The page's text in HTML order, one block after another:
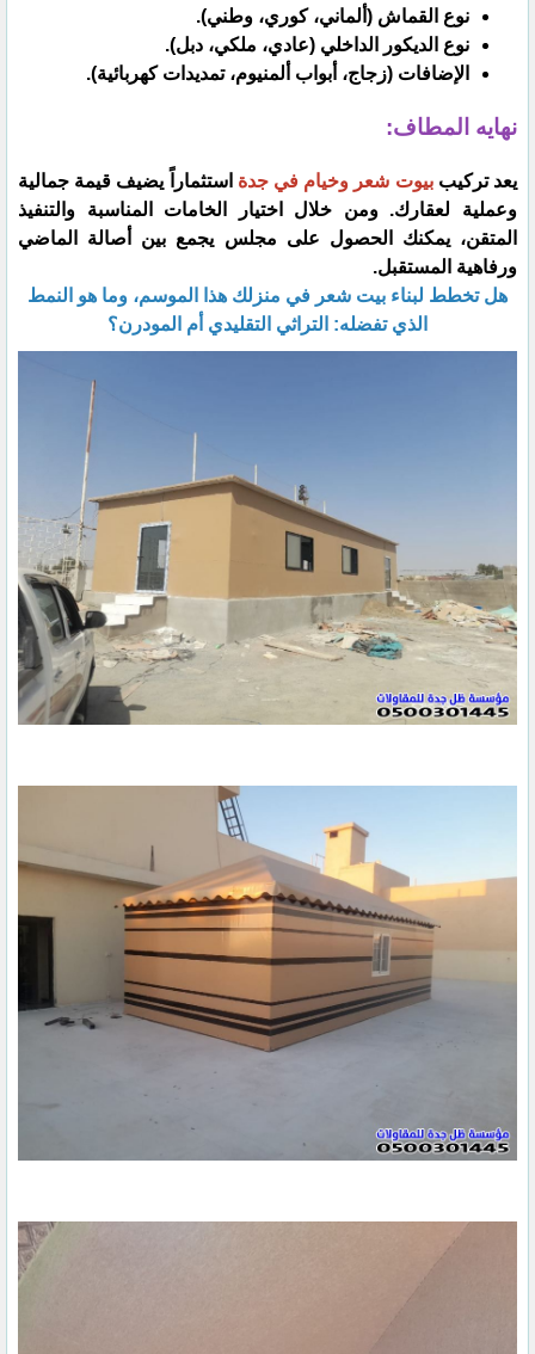
​نوع القماش (ألماني، كوري، وطني).
​نوع الديكور الداخلي (عادي، ملكي، دبل).
​الإضافات (زجاج، أبواب ألمنيوم، تمديدات كهربائية).
​نهايه المطاف:
​يعد تركيببيوت شعر وخيام في جدة استثماراً يضيف قيمة جمالية
وعملية لعقارك. ومن خلال اختيار الخامات المناسبة والتنفيذ
المتقن، يمكنك الحصول على مجلس يجمع بين أصالة الماضي
ورفاهية المستقبل.
​هل تخطط لبناء بيت شعر في منزلك هذا الموسم، وما هو النمط
الذي تفضله: التراثي التقليدي أم المودرن؟